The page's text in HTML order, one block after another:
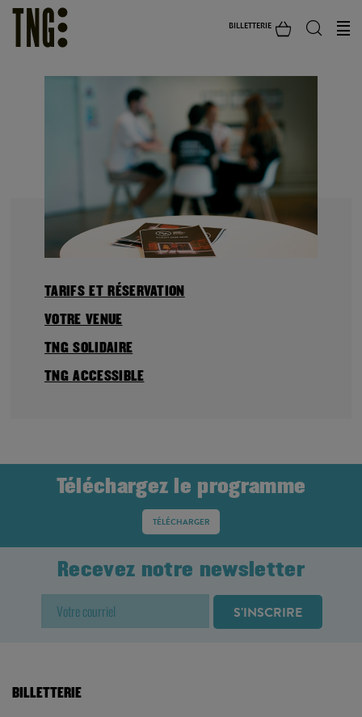
BILLETTERIE
TARIFS ET RÉSERVATION
VOTRE VENUE
TNG SOLIDAIRE
TNG ACCESSIBLE
Téléchargez le programme
TÉLÉCHARGER
Recevez notre newsletter
BILLETTERIE